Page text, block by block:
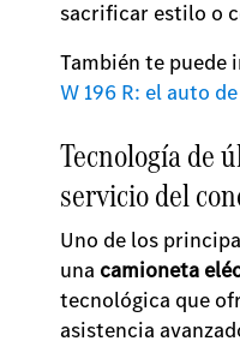
sacrificar estilo o
También te puede
W 196 R: el auto
Tecnología de
servicio del
Uno de los
una camioneta
tecnológica que
asistencia